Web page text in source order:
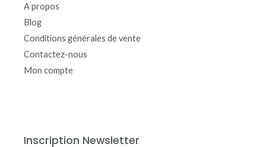
A propos
Blog
Conditions générales de vente
Contactez-nous
Mon compte
Inscription Newsletter